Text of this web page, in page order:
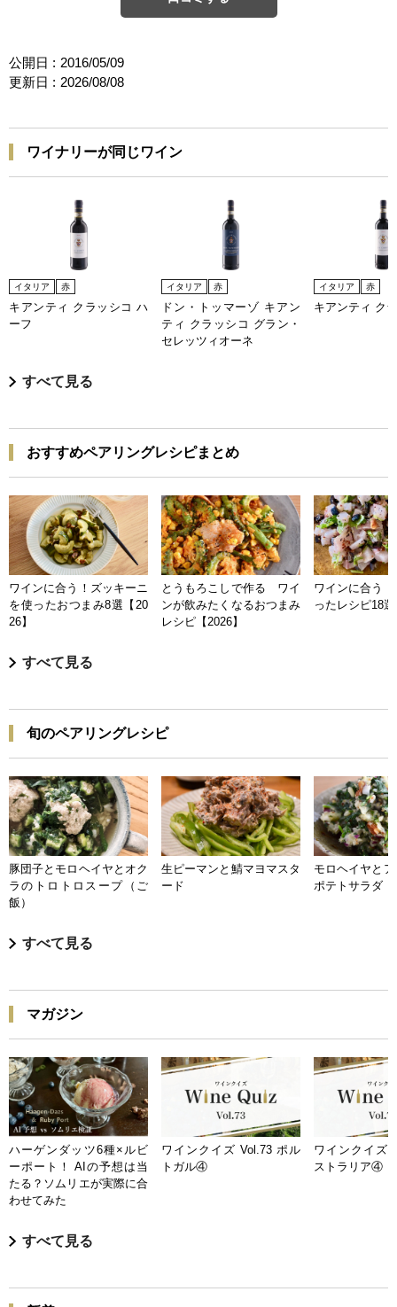
公開日 : 2016/05/09
更新日 : 2026/08/08
ワイナリーが同じワイン
イタリア 赤
キアンティ クラッシコ ハ
ーフ
イタリア 赤
ドン・トッマーゾ キアン
ティ クラッシコ グラン・
セレッツィオーネ
イタリア 赤
キアンティ ク
すべて見る
おすすめペアリングレシピまとめ
ワインに合う！ズッキーニ
を使ったおつまみ8選【20
26】
とうもろこしで作る ワイ
ンが飲みたくなるおつまみ
レシピ【2026】
ワインに合う
ったレシピ18
すべて見る
旬のペアリングレシピ
豚団子とモロヘイヤとオク
ラのトロトロスープ（ご
飯）
生ピーマンと鯖マヨマスタ
ード
モロヘイヤと
ポテトサラダ
すべて見る
マガジン
ハーゲンダッツ6種×ルビ
ーポート！ AIの予想は当
たる？ソムリエが実際に合
わせてみた
ワインクイズ Vol.73 ポル
トガル④
ワインクイズ
ストラリア④
すべて見る